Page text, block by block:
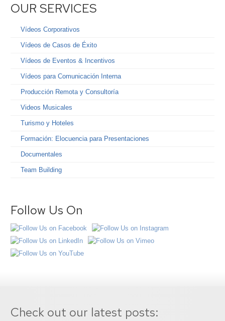
OUR SERVICES
Vídeos Corporativos
Vídeos de Casos de Éxito
Vídeos de Eventos & Incentivos
Vídeos para Comunicación Interna
Producción Remota y Consultoría
Videos Musicales
Turismo y Hoteles
Formación: Elocuencia para Presentaciones
Documentales
Team Building
Follow Us On
Check out our latest posts: